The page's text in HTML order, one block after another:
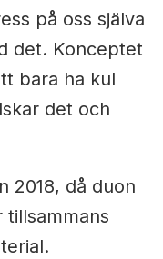
på oss själva
det. Konceptet
bara ha kul
det och
2018, då duon
tillsammans